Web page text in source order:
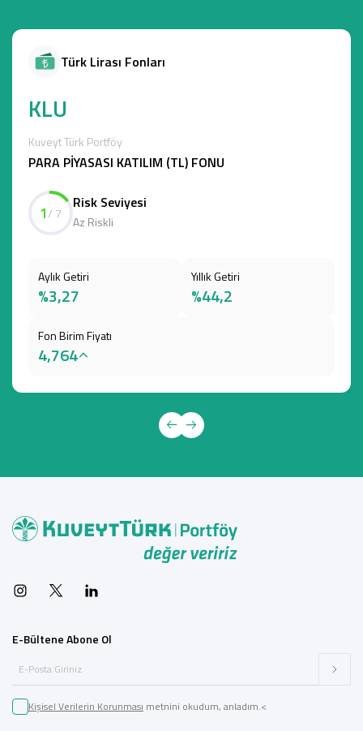
Türk Lirası Fonları
KLU
Kuveyt Türk Portföy
PARA PİYASASI KATILIM (TL) FONU
1/ 7
Risk Seviyesi
Az Riskli
Aylık Getiri
%3,27
Yıllık Getiri
%44,2
Fon Birim Fiyatı
4,764
E-Bültene Abone Ol
Kişisel Verilerin Korunması metnini okudum, anladım.<